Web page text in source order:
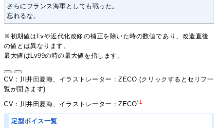
さらにフランス海軍としても戦った。
忘れるな。
※初期値はLvや近代化改修の補正を除いた時の数値であり、改造直後
の値とは異なります。
最大値はLv99の時の最大値を指します。
CV：川井田夏海、イラストレーター：ZECO (クリックするとセリフ一
覧が開きます)
CV：川井田夏海、イラストレーター：ZECO*1
定型ボイス一覧